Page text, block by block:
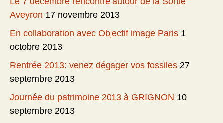
Aveyron 17 novembre 2013
En collaboration avec Objectif image Paris 1
octobre 2013
Rentrée 2013: venez dégager vos fossiles 27
septembre 2013
Journée du patrimoine 2013 à GRIGNON 10
septembre 2013